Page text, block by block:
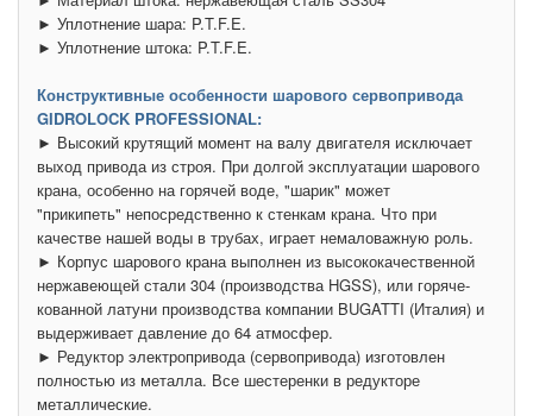
► Уплотнение шара: P.T.F.E.
► Уплотнение штока: P.T.F.E.
Конструктивные особенности шарового сервопривода
GIDROLOCK PROFESSIONAL:
► Высокий крутящий момент на валу двигателя исключает
выход привода из строя. При долгой эксплуатации шарового
крана, особенно на горячей воде, "шарик" может
"прикипеть" непосредственно к стенкам крана. Что при
качестве нашей воды в трубах, играет немаловажную роль.
► Корпус шарового крана выполнен из высококачественной
нержавеющей стали 304 (производства HGSS), или горяче-
кованной латуни производства компании BUGATTI (Италия) и
выдерживает давление до 64 атмосфер.
► Редуктор электропривода (сервопривода) изготовлен
полностью из металла. Все шестеренки в редукторе
металлические.